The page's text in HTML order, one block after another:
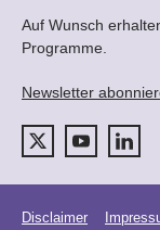
Zum Datenportal
Auf Wunsch
Programme.
Newsletter
Disclaimer